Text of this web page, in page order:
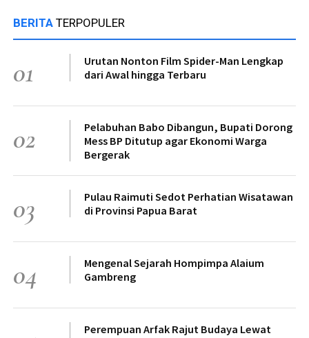
BERITA TERPOPULER
01
Urutan Nonton Film Spider-Man Lengkap
dari Awal hingga Terbaru
02
Pelabuhan Babo Dibangun, Bupati Dorong
Mess BP Ditutup agar Ekonomi Warga
Bergerak
03
Pulau Raimuti Sedot Perhatian Wisatawan
di Provinsi Papua Barat
04
Mengenal Sejarah Hompimpa Alaium
Gambreng
Perempuan Arfak Rajut Budaya Lewat